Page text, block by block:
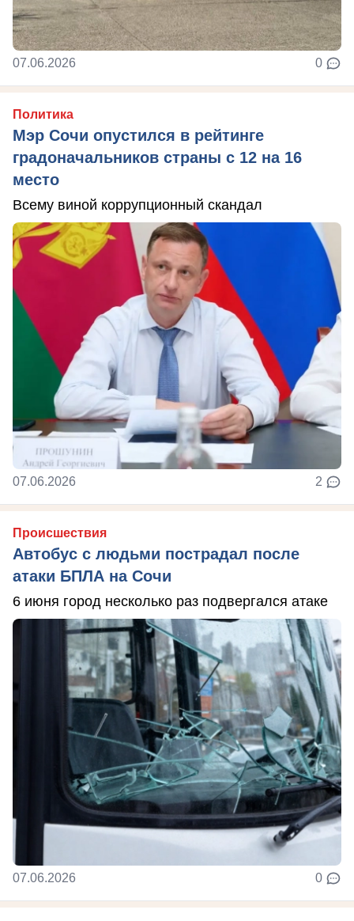
07.06.2026 0
Политика
Мэр Сочи опустился в рейтинге
градоначальников страны с 12 на 16
место
Всему виной коррупционный скандал
07.06.2026 2
Происшествия
Автобус с людьми пострадал после
атаки БПЛА на Сочи
6 июня город несколько раз подвергался атаке
07.06.2026 0